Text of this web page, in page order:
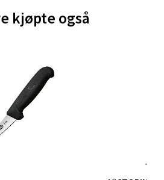
kjøpte også
7044 Trondheim